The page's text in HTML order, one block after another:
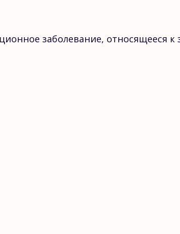
заболевание,